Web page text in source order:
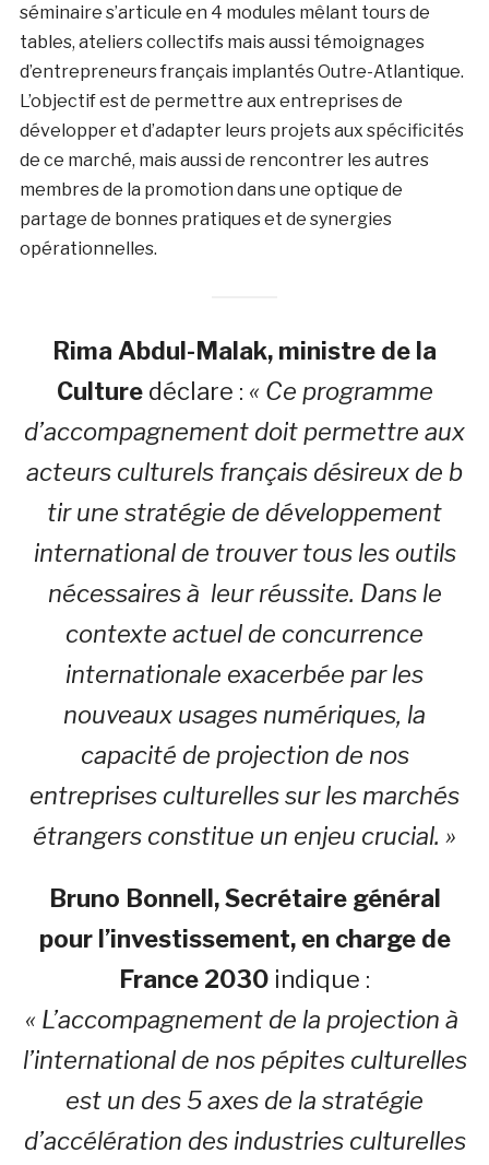
séminaire s’articule en 4 modules mêlant tours de
tables, ateliers collectifs mais aussi témoignages
d’entrepreneurs français implantés Outre-Atlantique.
L’objectif est de permettre aux entreprises de
développer et d’adapter leurs projets aux spécificités
de ce marché, mais aussi de rencontrer les autres
membres de la promotion dans une optique de
partage de bonnes pratiques et de synergies
opérationnelles.
Rima Abdul-Malak, ministre de la
Culturedéclare : « Ce programme
d’accompagnement doit permettre aux
acteurs culturels français désireux de b
tir une stratégie de développement
international de trouver tous les outils
nécessaires à leur réussite. Dans le
contexte actuel de concurrence
internationale exacerbée par les
nouveaux usages numériques, la
capacité de projection de nos
entreprises culturelles sur les marchés
étrangers constitue un enjeu crucial. »
Bruno Bonnell, Secrétaire général
pour l’investissement, en charge de
France 2030 indique :
« L’accompagnement de la projection à
l’international de nos pépites culturelles
est un des 5 axes de la stratégie
d’accélération des industries culturelles